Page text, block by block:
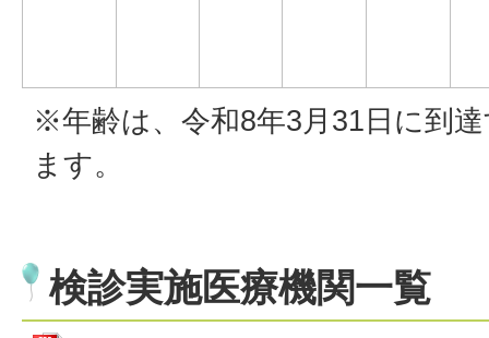
※年齢は、令和8年3月31日に到
ます。
検診実施医療機関一覧